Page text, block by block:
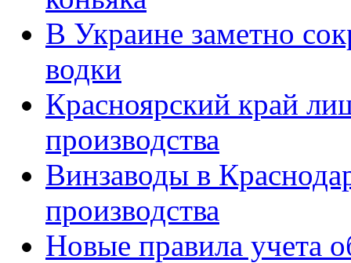
В Украине заметно
водки
Красноярский край
производства
Винзаводы в
производства
Новые правила учета